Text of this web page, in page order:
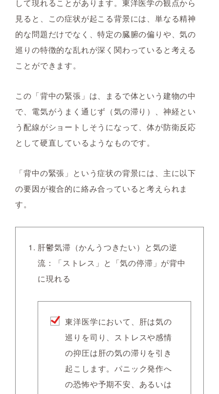
して現れることがあります。東洋医学の観点から
見ると、この症状が起こる背景には、単なる精神
的な問題だけでなく、特定の臓腑の偏りや、気の
巡りの特徴的な乱れが深く関わっていると考える
ことができます。
この「背中の緊張」は、まるで体という建物の中
で、電気がうまく通じず（気の滞り）、神経とい
う配線がショートしそうになって、体が防衛反応
として硬直しているようなものです。
「背中の緊張」という症状の背景には、主に以下
の要因が複合的に絡み合っていると考えられま
す。
肝鬱気滞（かんうつきたい）と気の逆
流：「ストレス」と「気の停滞」が背中
に現れる
東洋医学において、肝は気の
巡りを司り、ストレスや感情
の抑圧は肝の気の滞りを引き
起こします。パニック発作へ
の恐怖や予期不安、あるいは